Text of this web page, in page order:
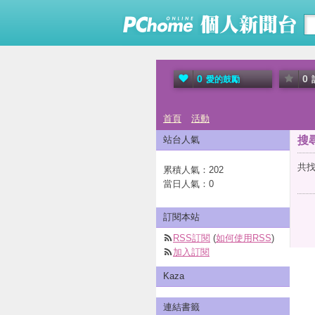
0 愛的鼓勵 0
首頁 活動
搜
共
站台人氣
累積人氣： 202
當日人氣： 0
訂閱本站
RSS訂閱 (如何使用RSS)
加入訂閱
Kaza
連結書籤